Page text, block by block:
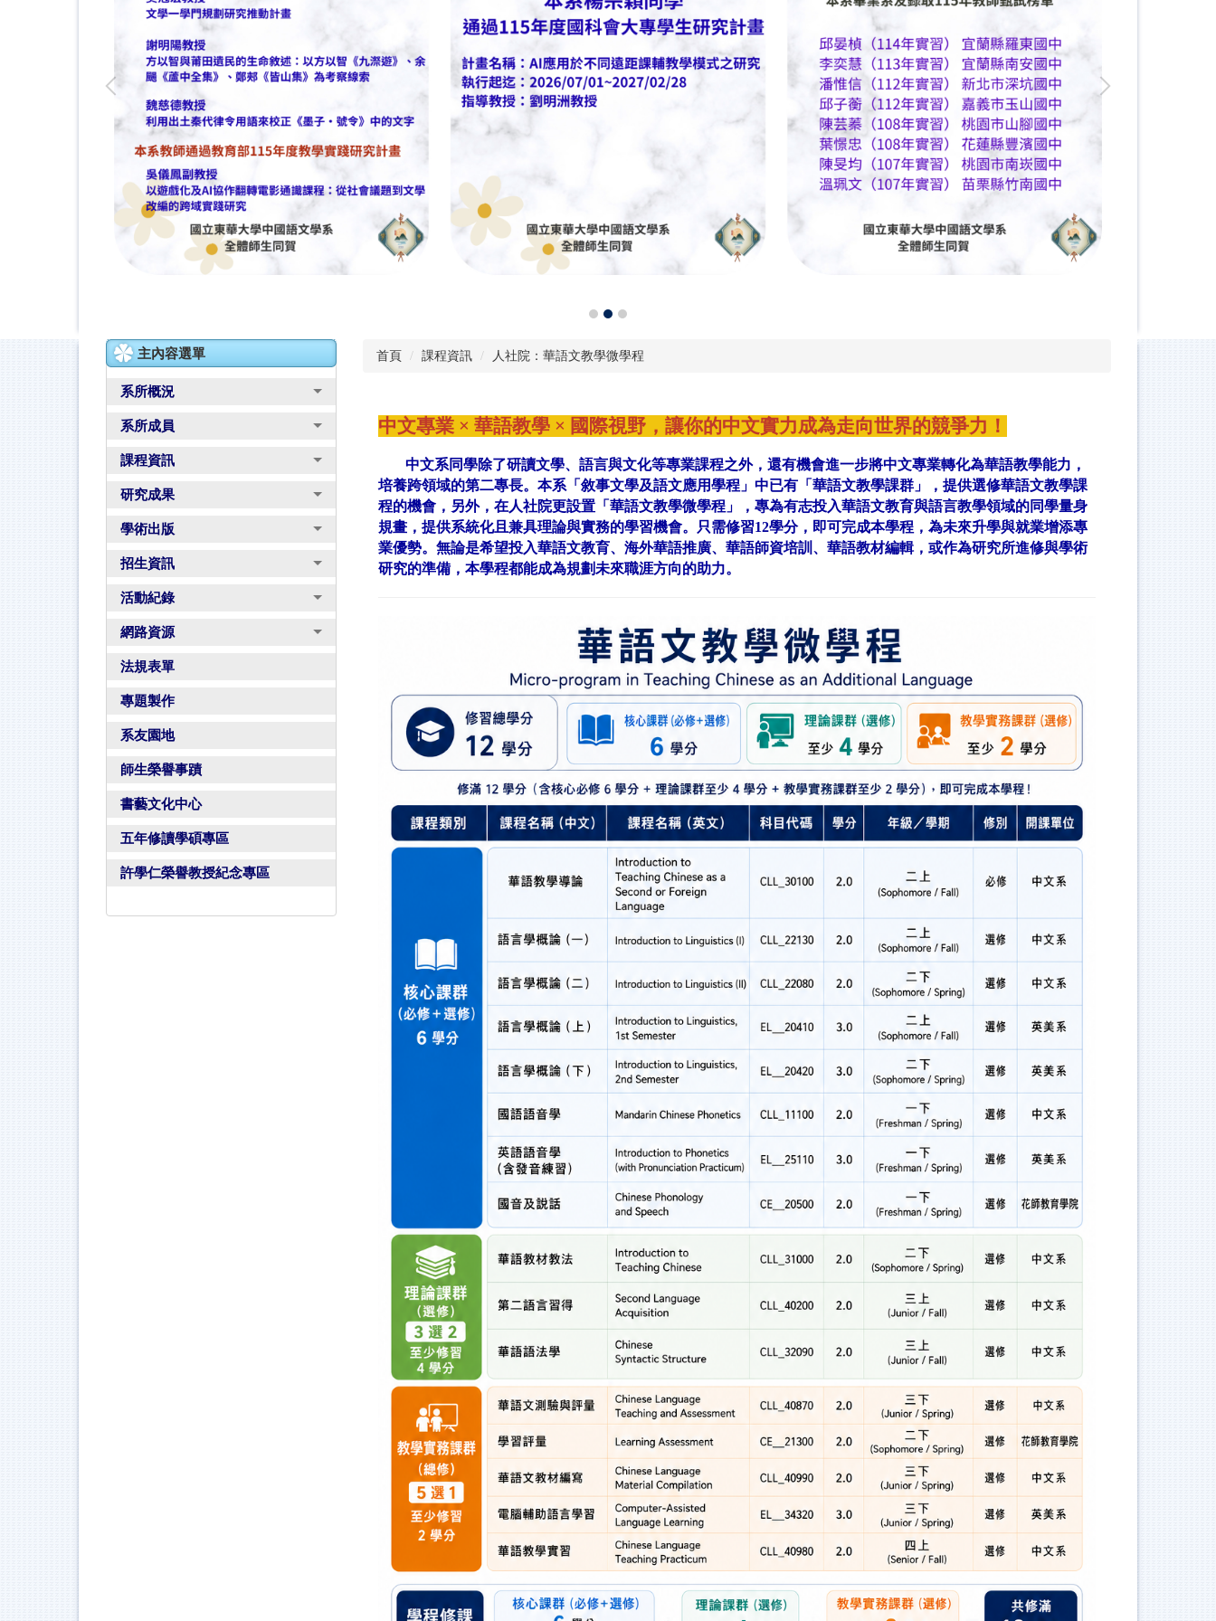
人社院景觀
主內容選單
系所概況
系所成員
課程資訊
研究成果
學術出版
招生資訊
活動紀錄
網路資源
法規表單
專題製作
系友園地
師生榮譽事蹟
書藝文化中心
五年修讀學碩專區
許學仁榮譽教授紀念專區
首頁 課程資訊 人社院：華語文教學微學程
中文專業 × 華語教學 × 國際視野，讓你的中文實力成為走向世界的競爭力！
中文系同學除了研讀文學、語言與文化等專業課程之外，還有機會進一步將中文專業轉化為華語教學能力，
培養跨領域的第二專長。本系「敘事文學及語文應用學程」中已有「華語文教學課群」，提供選修華語文教學課
程的機會，另外，在人社院更設置「華語文教學微學程」，專為有志投入華語文教育與語言教學領域的同學量身
規畫，提供系統化且兼具理論與實務的學習機會。只需修習12學分，即可完成本學程，為未來升學與就業增添專
業優勢。無論是希望投入華語文教育、海外華語推廣、華語師資培訓、華語教材編輯，或作為研究所進修與學術
研究的準備，本學程都能成為規劃未來職涯方向的助力。